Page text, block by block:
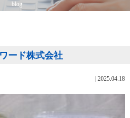
blog
ード株式会社
2025.04.18